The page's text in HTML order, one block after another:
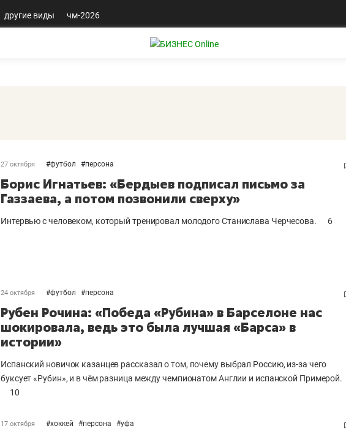
другие виды чм-2026
27 октября #футбол #персона
Борис Игнатьев: «Бердыев подписал письмо за
Газзаева, а потом позвонили сверху»
Интервью с человеком, который тренировал молодого Станислава Черчесова. 6
24 октября #футбол #персона
Рубен Рочина: «Победа «Рубина» в Барселоне нас
шокировала, ведь это была лучшая «Барса» в
истории»
Испанский новичок казанцев рассказал о том, почему выбрал Россию, из-за чего
буксует «Рубин», и в чём разница между чемпионатом Англии и испанской Примерой.
10
17 октября #хоккей #персона #уфа